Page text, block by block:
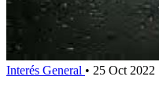
Interés General • 25 Oct 2022